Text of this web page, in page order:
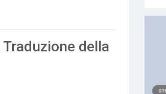
della